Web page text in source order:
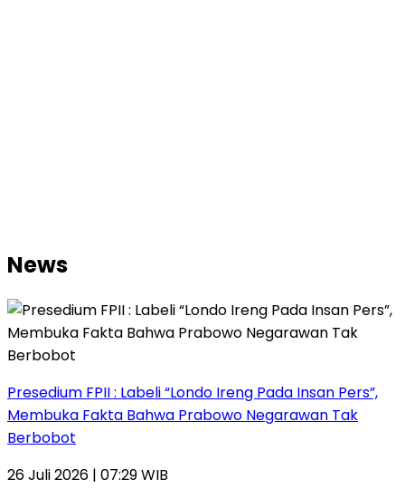
News
Presedium FPII : Labeli “Londo Ireng Pada Insan Pers”,
Membuka Fakta Bahwa Prabowo Negarawan Tak
Berbobot
26 Juli 2026 | 07:29 WIB